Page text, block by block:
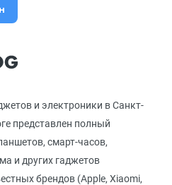
и электроники в Санкт-
представлен полный
смарт-часов,
и других гаджетов
брендов (Apple, Xiaomi,